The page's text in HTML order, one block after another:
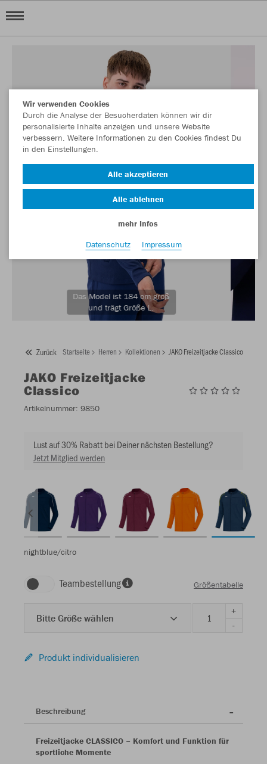
Das Model ist 184 cm groß
und trägt Größe L.
Zurück Startseite Herren Kollektionen JAKO Freizeitjacke Classico
JAKO Freizeitjacke
Classico
Artikelnummer: 9850
Lust auf 30% Rabatt bei Deiner nächsten Bestellung?
Jetzt Mitglied werden
nightblue/citro
Teambestellung Größentabelle
Bitte Größe wählen
+
-
Produkt individualisieren
Beschreibung
Freizeitjacke CLASSICO – Komfort und Funktion für
sportliche Momente
Wir verwenden Cookies
Durch die Analyse der Besucherdaten können wir dir
personalisierte Inhalte anzeigen und unsere Website
verbessern. Weitere Informationen zu den Cookies findest Du
in den Einstellungen.
Alle akzeptieren
Alle ablehnen
mehr Infos
Datenschutz
Impressum